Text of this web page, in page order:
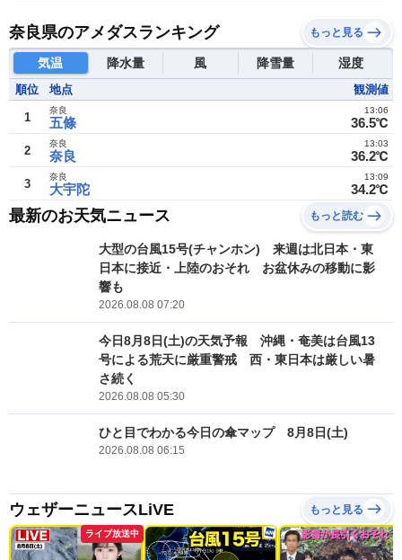
奈良県のアメダスランキング もっと見る
気温 降水量 風 降雪量 湿度
順位 地点 観測値
1 五條
奈良
36.5℃
13:06
2 奈良
奈良
36.2℃
13:03
3 大宇陀
奈良
34.2℃
13:09
最新のお天気ニュース もっと読む
大型の台風15号(チャンホン) 来週は北日本・東
日本に接近・上陸のおそれ お盆休みの移動に影
響も
2026.08.08 07:20
今日8月8日(土)の天気予報 沖縄・奄美は台風13
号による荒天に厳重警戒 西・東日本は厳しい暑
さ続く
2026.08.08 05:30
ひと目でわかる今日の傘マップ 8月8日(土)
2026.08.08 06:15
ウェザーニュースLiVE もっと見る
ライブ放送中